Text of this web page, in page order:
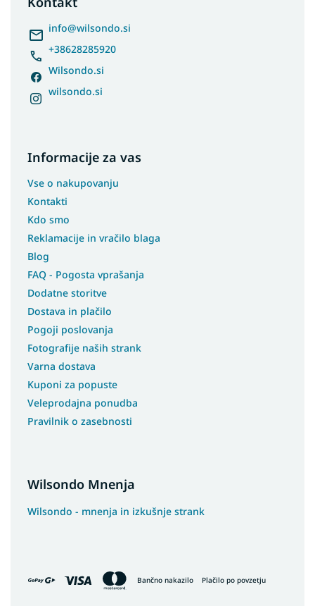
info@wilsondo.si
+38628285920
Wilsondo.si
wilsondo.si
Informacije za vas
Vse o nakupovanju
Kontakti
Kdo smo
Reklamacije in vračilo blaga
Blog
FAQ - Pogosta vprašanja
Dodatne storitve
Dostava in plačilo
Pogoji poslovanja
Fotografije naših strank
Varna dostava
Kuponi za popuste
Veleprodajna ponudba
Pravilnik o zasebnosti
Wilsondo Mnenja
Wilsondo - mnenja in izkušnje strank
Bančno nakazilo Plačilo po povzetju